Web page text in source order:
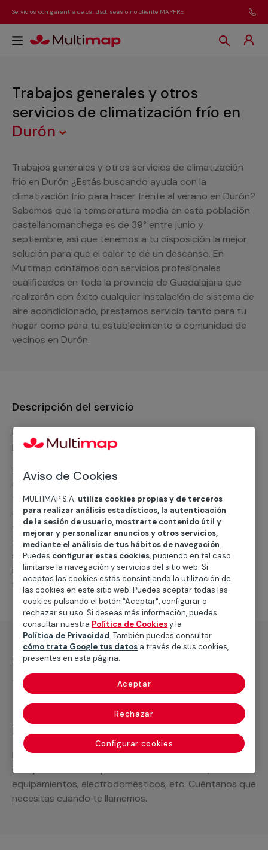
Servicios con garantía de calidad, seas o no cliente MAPFRE
Trabajos generales y otros
servicios de climatización frío en
Durón
Trabajos generales y otros servicios de climatización
frío en Durón ¿Estás buscando ayuda con la
climatización frío para hacer frente al verano en Durón?
Sabemos que la temperatura media en esta población
castellanomanchega es de 39° entre junio y
septiembre, así que tenemos a tu disposición la mejor
solución para que el calor te dé un descanso. En
Multimap contamos con servicios profesionales
cualificados en toda la provincia de Guadalajara que
realizarán con éxito cualquier instalación de sistema de
aire acondicionado, prestamos servicio tanto para tu
hogar como para tu establecimiento o comunidad de
vecinos en Durón.
Descripción del servicio
Nuestro equipo de expertos ofrece un servicio con
precios competitivos en
Solicita tu presupuesto y te ofreceremos una solución
diseñada a tu medida y sin ningún compromiso. Un
técnico de MULTIMAP contactará inmediatamente
contigo para informarte sobre las diferentes
alternativas que podemos ofrecerte para elservicio
general de climatización frio, como por ejemplo el
suministro de los materiales necesarios, las
intervenciones a realizar, o la mano de obra que hará
falta para completar tu proyecto.
¿Qué incluye?
Recuerda que en MULTIMAP
Podemos ofrecer cualquier servicio a medida
incluyendo todo lo que necesites: materiales,
equipamientos, electrodomésticos, etc. Cuéntanos que
necesitas cuando te llamemos.
Aviso de Cookies
MULTIMAP S.A. utiliza cookies propias y de terceros
para realizar análisis estadísticos, la autenticación
de la sesión de usuario, mostrarte contenido útil y
mejorar y personalizar anuncios y otros servicios,
mediante el análisis de tus hábitos de navegación.
Puedes configurar estas cookies, pudiendo en tal caso
limitarse la navegación y servicios del sitio web. Si
aceptas las cookies estás consintiendo la utilización de
las cookies en este sitio web. Puedes aceptar todas las
cookies pulsando el botón "Aceptar", configurar o
rechazar su uso. Si deseas más información, puedes
consultar nuestra Política de Cookiesy la
Política de Privacidad. También puedes consultar
cómo trata Google tus datos a través de sus cookies,
presentes en esta página.
Configurar cookies
Rechazar
Aceptar